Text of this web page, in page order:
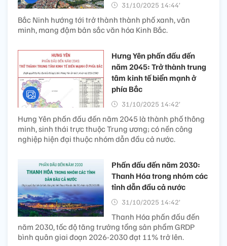
31/10/2025 14:44’
Bắc Ninh hướng tới trở thành thành phố xanh, văn
minh, mang đậm bản sắc văn hóa Kinh Bắc.
Hưng Yên phấn đấu đến
năm 2045: Trở thành trung
tâm kinh tế biển mạnh ở
phía Bắc
31/10/2025 14:42’
Hưng Yên phấn đấu đến năm 2045 là thành phố thông
minh, sinh thái trực thuộc Trung ương; có nền công
nghiệp hiện đại thuộc nhóm dẫn đầu cả nước.
Phấn đấu đến năm 2030:
Thanh Hóa trong nhóm các
tỉnh dẫn đầu cả nước
31/10/2025 14:42’
Thanh Hóa phấn đấu đến
năm 2030, tốc độ tăng trưởng tổng sản phẩm GRDP
bình quân giai đoạn 2026-2030 đạt 11% trở lên.